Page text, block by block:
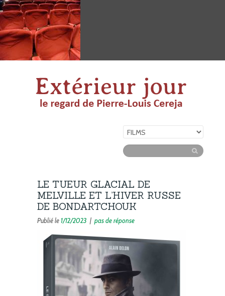
LE TUEUR GLACIAL DE
MELVILLE ET L’HIVER RUSSE
DE BONDARTCHOUK
Publié le1/12/2023 | pas de réponse